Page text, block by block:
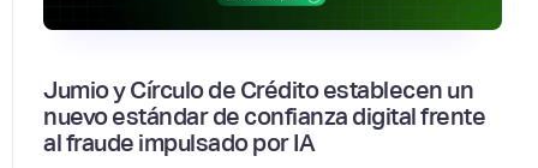
Jumio y Círculo de Crédito establecen un
nuevo estándar de confianza digital frente
al fraude impulsado por IA